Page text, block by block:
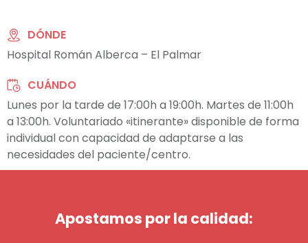
DÓNDE
Hospital Román Alberca – El Palmar
CUÁNDO
Lunes por la tarde de 17:00h a 19:00h. Martes de 11:00h
a 13:00h. Voluntariado «itinerante» disponible de forma
individual con capacidad de adaptarse a las
necesidades del paciente/centro.
Apostamos por la calidad: